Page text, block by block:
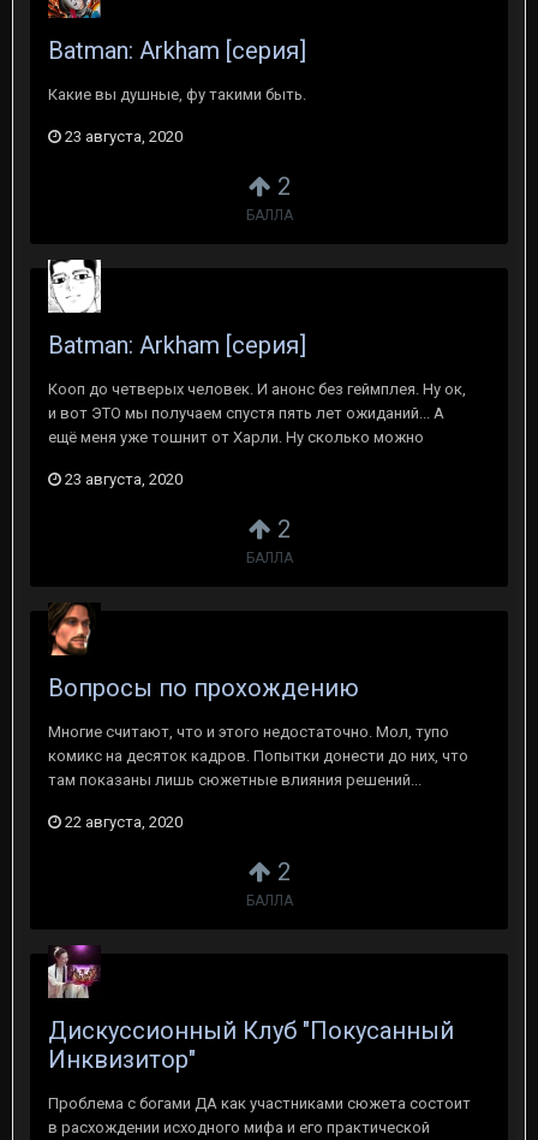
2
БАЛЛА
Batman: Arkham [серия]
Какие вы душные, фу такими быть.
23 августа, 2020
2
БАЛЛА
Batman: Arkham [серия]
Кооп до четверых человек. И анонс без геймплея. Ну ок,
и вот ЭТО мы получаем спустя пять лет ожиданий... А
ещё меня уже тошнит от Харли. Ну сколько можно
23 августа, 2020
2
БАЛЛА
Вопросы по прохождению
Многие считают, что и этого недостаточно. Мол, тупо
комикс на десяток кадров. Попытки донести до них, что
там показаны лишь сюжетные влияния решений...
22 августа, 2020
Дискуссионный Клуб "Покусанный
Инквизитор"
Проблема с богами ДА как участниками сюжета состоит
в расхождении исходного мифа и его практической